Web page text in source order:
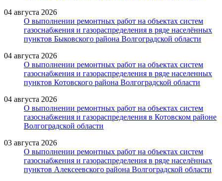
04 августа 2026
О выполнении ремонтных работ на объектах систем
газоснабжения и газораспределения в ряде населённых
пунктов Быковского района Волгоградской области
04 августа 2026
О выполнении ремонтных работ на объектах систем
газоснабжения и газораспределения в ряде населенных
пунктов Котовского района Волгоградской области
04 августа 2026
О выполнении ремонтных работ на объектах систем
газоснабжения и газораспределения в Котовском районе
Волгоградской области
03 августа 2026
О выполнении ремонтных работ на объектах систем
газоснабжения и газораспределения в ряде населённых
пунктов Алексеевского района Волгоградской области